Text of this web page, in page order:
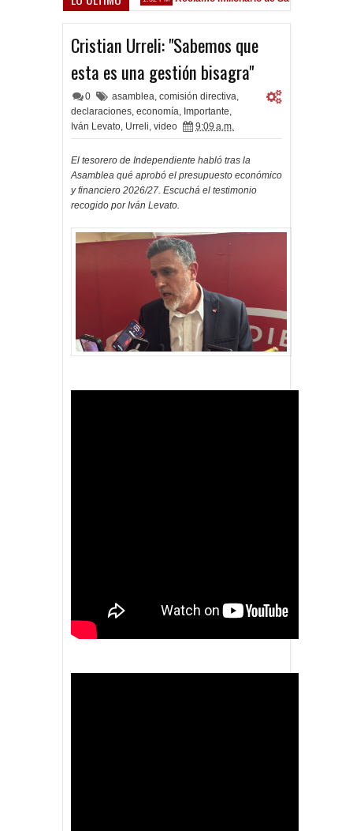
Cristian Urreli: "Sabemos que
esta es una gestión bisagra"
0 asamblea, comisión directiva,
declaraciones, economía, Importante,
Iván Levato, Urreli, video 9:09 a.m.
El tesorero de Independiente habló tras la
Asamblea qué aprobó el presupuesto económico
y financiero 2026/27. Escuchá el testimonio
recogido por Iván Levato.